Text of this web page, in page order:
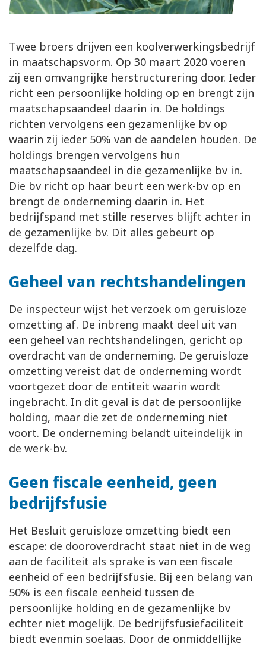
Twee broers drijven een koolverwerkingsbedrijf
in maatschapsvorm. Op 30 maart 2020 voeren
zij een omvangrijke herstructurering door. Ieder
richt een persoonlijke holding op en brengt zijn
maatschapsaandeel daarin in. De holdings
richten vervolgens een gezamenlijke bv op
waarin zij ieder 50% van de aandelen houden. De
holdings brengen vervolgens hun
maatschapsaandeel in die gezamenlijke bv in.
Die bv richt op haar beurt een werk-bv op en
brengt de onderneming daarin in. Het
bedrijfspand met stille reserves blijft achter in
de gezamenlijke bv. Dit alles gebeurt op
dezelfde dag.
Geheel van rechtshandelingen
De inspecteur wijst het verzoek om geruisloze
omzetting af. De inbreng maakt deel uit van
een geheel van rechtshandelingen, gericht op
overdracht van de onderneming. De geruisloze
omzetting vereist dat de onderneming wordt
voortgezet door de entiteit waarin wordt
ingebracht. In dit geval is dat de persoonlijke
holding, maar die zet de onderneming niet
voort. De onderneming belandt uiteindelijk in
de werk-bv.
Geen fiscale eenheid, geen
bedrijfsfusie
Het Besluit geruisloze omzetting biedt een
escape: de dooroverdracht staat niet in de weg
aan de faciliteit als sprake is van een fiscale
eenheid of een bedrijfsfusie. Bij een belang van
50% is een fiscale eenheid tussen de
persoonlijke holding en de gezamenlijke bv
echter niet mogelijk. De bedrijfsfusiefaciliteit
biedt evenmin soelaas. Door de onmiddellijke